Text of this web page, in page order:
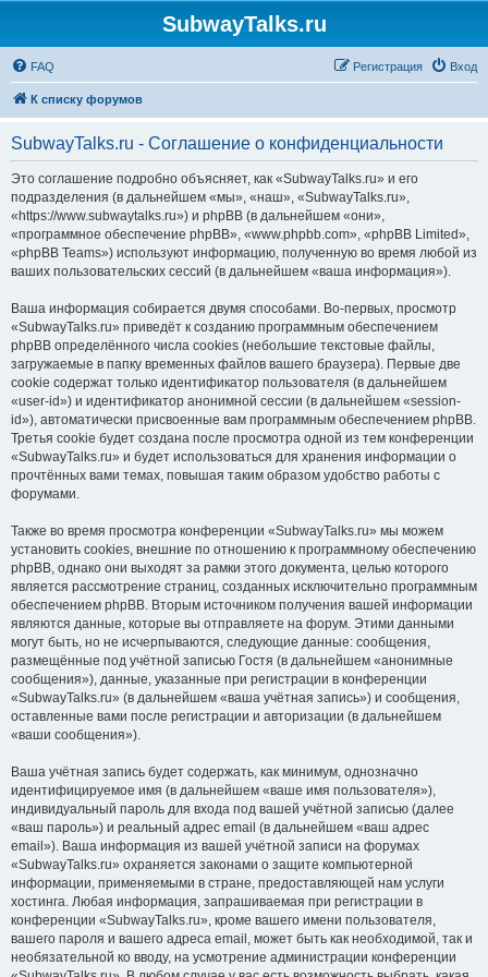
SubwayTalks.ru
FAQ Вход
Регистрация
К списку форумов
SubwayTalks.ru - Соглашение о конфиденциальности
Это соглашение подробно объясняет, как «SubwayTalks.ru» и его
подразделения (в дальнейшем «мы», «наш», «SubwayTalks.ru»,
«https://www.subwaytalks.ru») и phpBB (в дальнейшем «они»,
«программное обеспечение phpBB», «www.phpbb.com», «phpBB Limited»,
«phpBB Teams») используют информацию, полученную во время любой из
ваших пользовательских сессий (в дальнейшем «ваша информация»).
Ваша информация собирается двумя способами. Во-первых, просмотр
«SubwayTalks.ru» приведёт к созданию программным обеспечением
phpBB определённого числа cookies (небольшие текстовые файлы,
загружаемые в папку временных файлов вашего браузера). Первые две
cookie содержат только идентификатор пользователя (в дальнейшем
«user-id») и идентификатор анонимной сессии (в дальнейшем «session-
id»), автоматически присвоенные вам программным обеспечением phpBB.
Третья cookie будет создана после просмотра одной из тем конференции
«SubwayTalks.ru» и будет использоваться для хранения информации о
прочтённых вами темах, повышая таким образом удобство работы с
форумами.
Также во время просмотра конференции «SubwayTalks.ru» мы можем
установить cookies, внешние по отношению к программному обеспечению
phpBB, однако они выходят за рамки этого документа, целью которого
является рассмотрение страниц, созданных исключительно программным
обеспечением phpBB. Вторым источником получения вашей информации
являются данные, которые вы отправляете на форум. Этими данными
могут быть, но не исчерпываются, следующие данные: сообщения,
размещённые под учётной записью Гостя (в дальнейшем «анонимные
сообщения»), данные, указанные при регистрации в конференции
«SubwayTalks.ru» (в дальнейшем «ваша учётная запись») и сообщения,
оставленные вами после регистрации и авторизации (в дальнейшем
«ваши сообщения»).
Ваша учётная запись будет содержать, как минимум, однозначно
идентифицируемое имя (в дальнейшем «ваше имя пользователя»),
индивидуальный пароль для входа под вашей учётной записью (далее
«ваш пароль») и реальный адрес email (в дальнейшем «ваш адрес
email»). Ваша информация из вашей учётной записи на форумах
«SubwayTalks.ru» охраняется законами о защите компьютерной
информации, применяемыми в стране, предоставляющей нам услуги
хостинга. Любая информация, запрашиваемая при регистрации в
конференции «SubwayTalks.ru», кроме вашего имени пользователя,
вашего пароля и вашего адреса email, может быть как необходимой, так и
необязательной ко вводу, на усмотрение администрации конференции